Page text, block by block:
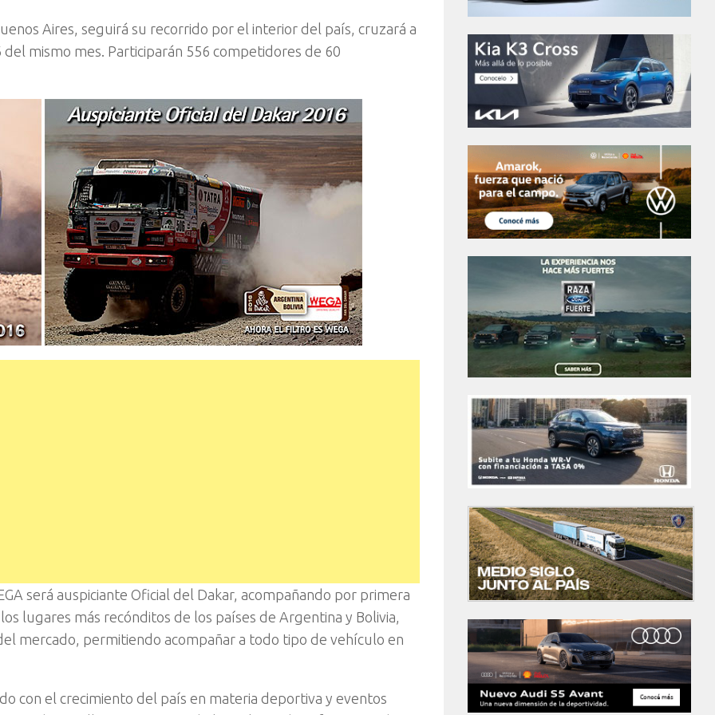
Aires, seguirá su recorrido por el interior del país, cruzará a
mismo mes. Participarán 556 competidores de 60
será auspiciante Oficial del Dakar, acompañando por primera
lugares más recónditos de los países de Argentina y Bolivia,
mercado, permitiendo acompañar a todo tipo de vehículo en
con el crecimiento del país en materia deportiva y eventos